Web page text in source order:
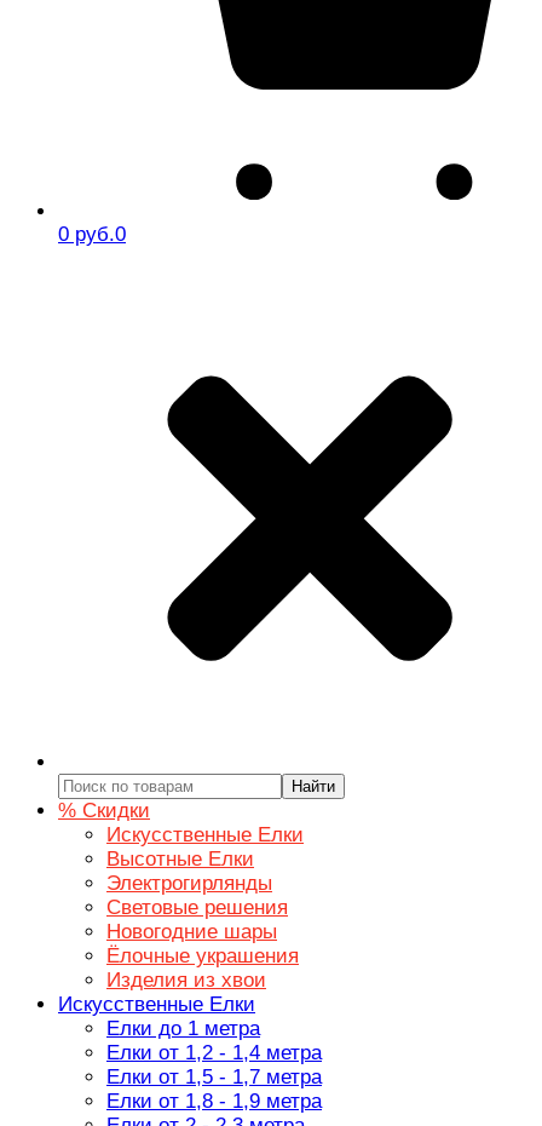
0 руб.0
Найти
% Скидки
Искусственные Елки
Высотные Елки
Электрогирлянды
Световые решения
Новогодние шары
Ёлочные украшения
Изделия из хвои
Искусственные Елки
Елки до 1 метра
Елки от 1,2 - 1,4 метра
Елки от 1,5 - 1,7 метра
Елки от 1,8 - 1,9 метра